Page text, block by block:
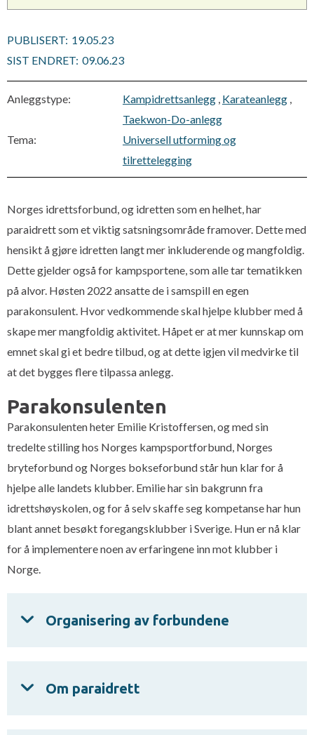
PUBLISERT: 19.05.23
SIST ENDRET: 09.06.23
Anleggstype: Kampidrettsanlegg , Karateanlegg ,
Taekwon-Do-anlegg
Tema:
Universell utforming og
tilrettelegging
Norges idrettsforbund, og idretten som en helhet, har
paraidrett som et viktig satsningsområde framover. Dette med
hensikt å gjøre idretten langt mer inkluderende og mangfoldig.
Dette gjelder også for kampsportene, som alle tar tematikken
på alvor. Høsten 2022 ansatte de i samspill en egen
parakonsulent. Hvor vedkommende skal hjelpe klubber med å
skape mer mangfoldig aktivitet. Håpet er at mer kunnskap om
emnet skal gi et bedre tilbud, og at dette igjen vil medvirke til
at det bygges flere tilpassa anlegg.
Parakonsulenten
Parakonsulenten heter Emilie Kristoffersen, og med sin
tredelte stilling hos Norges kampsportforbund, Norges
bryteforbund og Norges bokseforbund står hun klar for å
hjelpe alle landets klubber. Emilie har sin bakgrunn fra
idrettshøyskolen, og for å selv skaffe seg kompetanse har hun
blant annet besøkt foregangsklubber i Sverige. Hun er nå klar
for å implementere noen av erfaringene inn mot klubber i
Norge.
Organisering av forbundene
Om paraidrett